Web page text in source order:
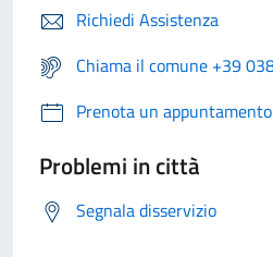
Richiedi Assistenza
Chiama il comune +39
Prenota un appuntamento
Problemi in città
Segnala disservizio